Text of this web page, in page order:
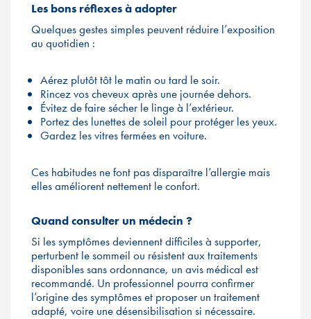
Les bons réflexes à adopter
Quelques gestes simples peuvent réduire l’exposition
au quotidien :
Aérez plutôt tôt le matin ou tard le soir.
Rincez vos cheveux après une journée dehors.
Évitez de faire sécher le linge à l’extérieur.
Portez des lunettes de soleil pour protéger les yeux.
Gardez les vitres fermées en voiture.
Ces habitudes ne font pas disparaître l’allergie mais
elles améliorent nettement le confort.
Quand consulter un médecin ?
Si les symptômes deviennent difficiles à supporter,
perturbent le sommeil ou résistent aux traitements
disponibles sans ordonnance, un avis médical est
recommandé. Un professionnel pourra confirmer
l’origine des symptômes et proposer un traitement
adapté, voire une désensibilisation si nécessaire.